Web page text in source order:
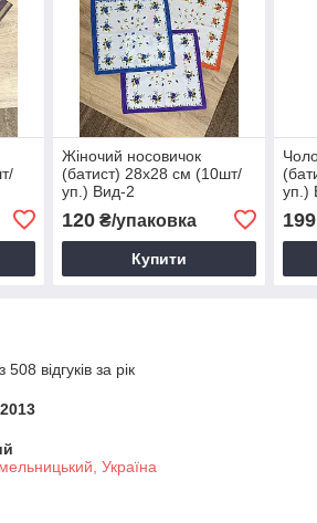
Жіночий носовичок
(батист) 28х28 см (10шт/
уп.) Вид-2
120₴/упаковка
Купити
уп.)
199
відгуків за рік
Україна